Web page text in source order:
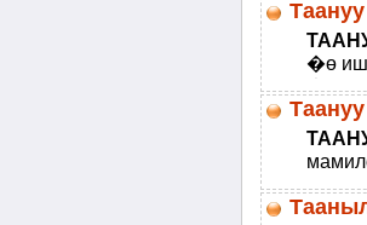
Таануу
�ө иш-